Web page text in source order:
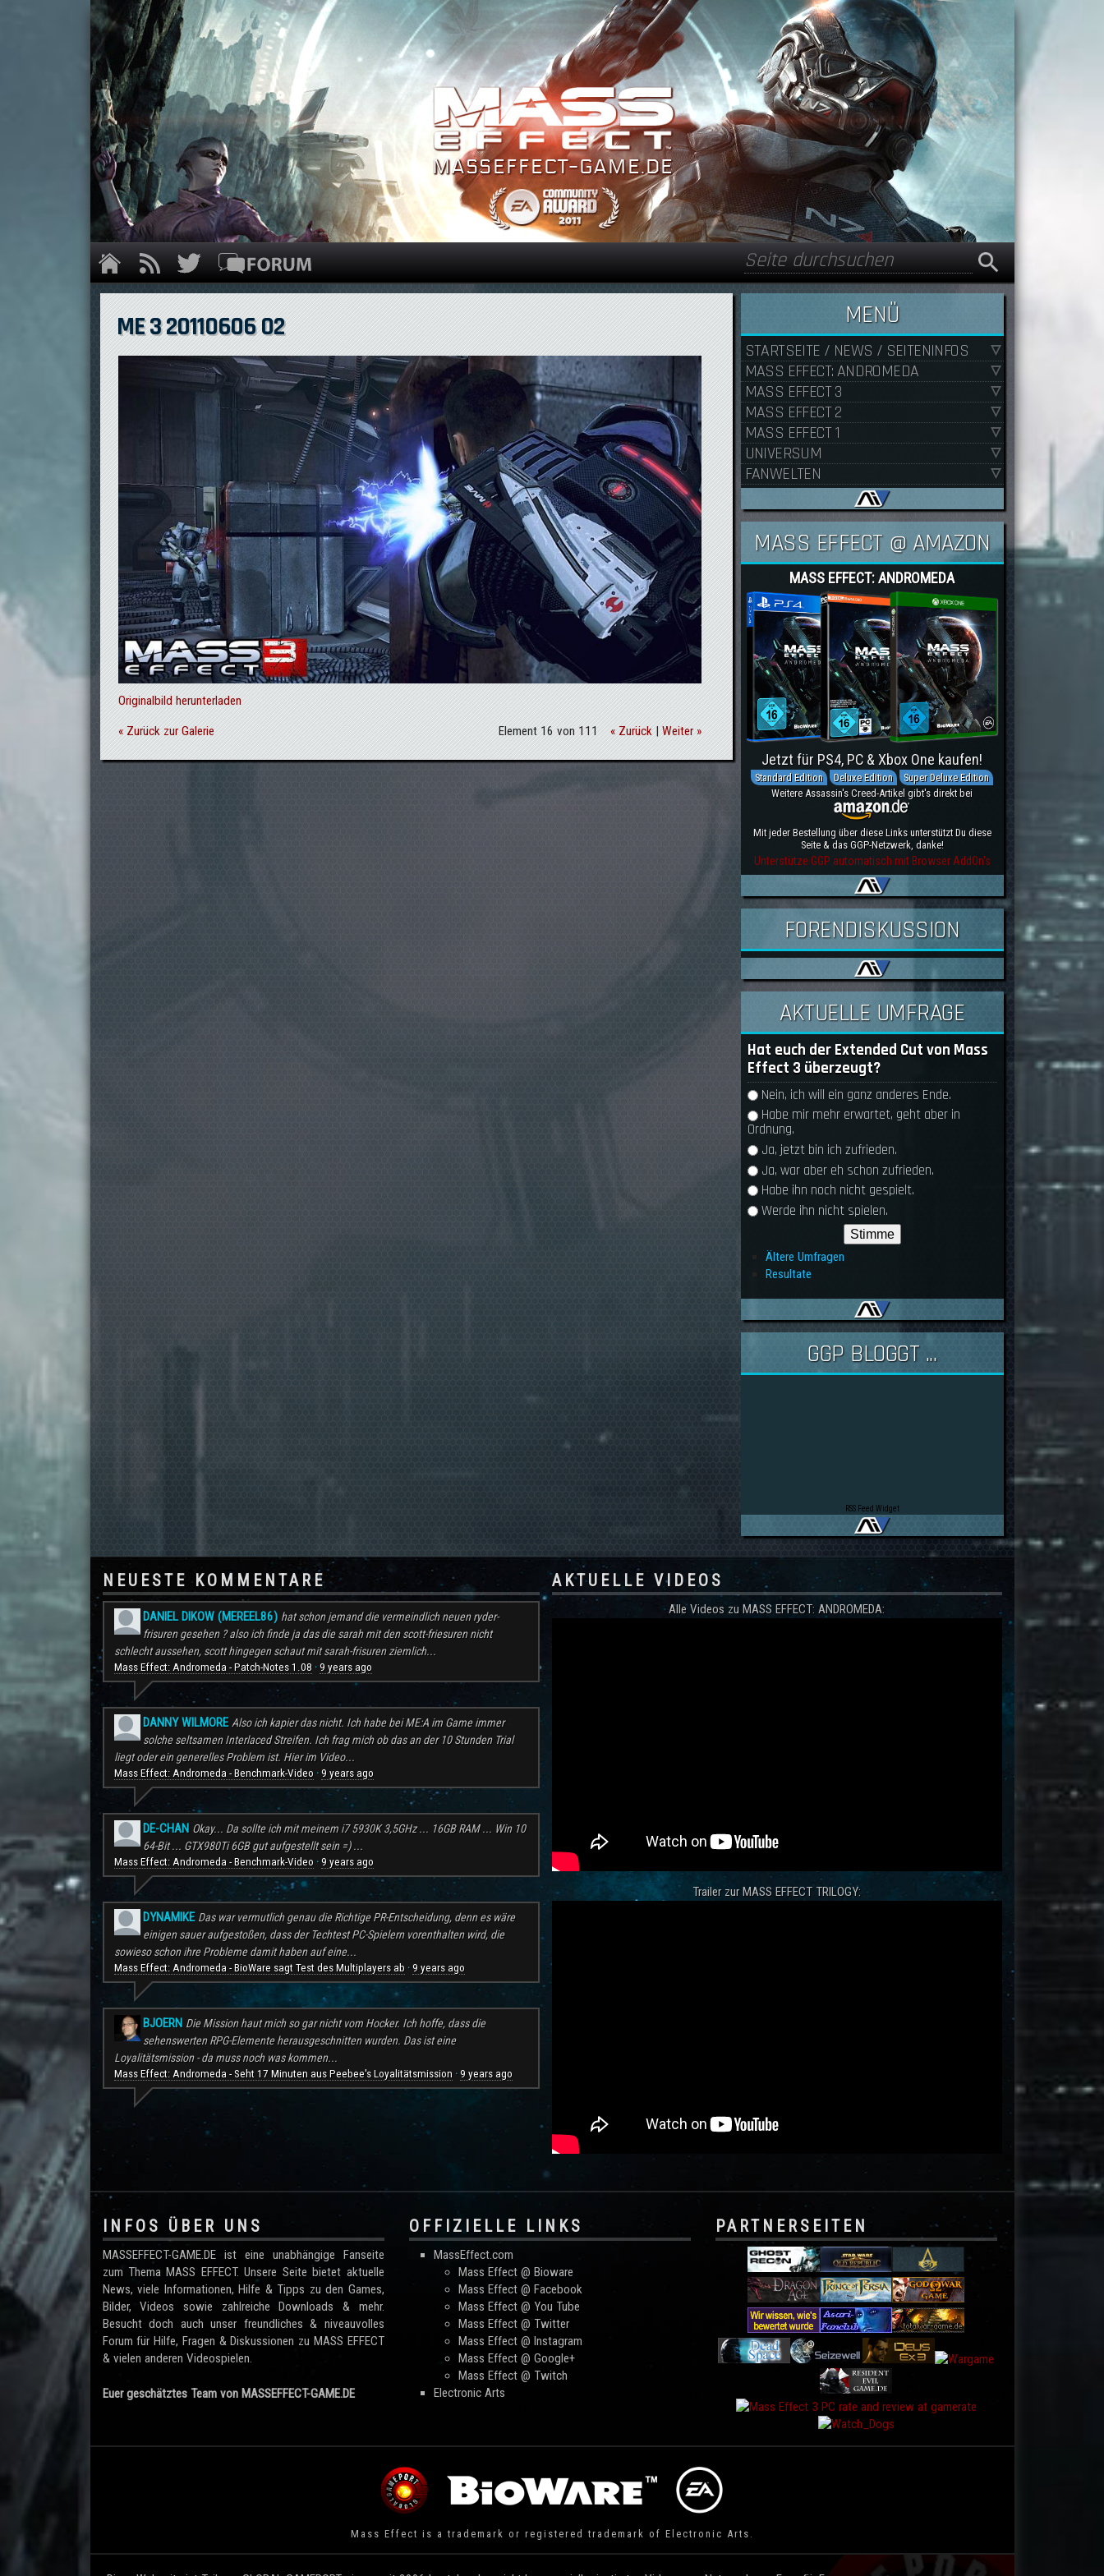
Direkt zum Inhalt
Suchformular
Suche
ME 3 20110606 02
Originalbild herunterladen
« Zurück zur Galerie Element 16 von 111 « Zurück|Weiter »
MENÜ
STARTSEITE / NEWS / SEITENINFOS
MASS EFFECT: ANDROMEDA
MASS EFFECT 3
MASS EFFECT 2
MASS EFFECT 1
UNIVERSUM
FANWELTEN
MASS EFFECT @ AMAZON
MASS EFFECT: ANDROMEDA
Jetzt für PS4, PC & Xbox One kaufen!
Standard Edition Deluxe Edition
Super Deluxe Edition
Weitere Assassin's Creed-Artikel gibt's direkt bei
Mit jeder Bestellung über diese Links unterstützt Du diese
Seite & das GGP-Netzwerk, danke!
Unterstütze GGP automatisch mit Browser AddOn's
FORENDISKUSSION
AKTUELLE UMFRAGE
Hat euch der Extended Cut von Mass
Effect 3 überzeugt?
Auswahlmöglichkeiten
Nein, ich will ein ganz anderes Ende.
Habe mir mehr erwartet, geht aber in
Ordnung.
Ja, jetzt bin ich zufrieden.
Ja, war aber eh schon zufrieden.
Habe ihn noch nicht gespielt.
Werde ihn nicht spielen.
Ältere Umfragen
Resultate
GGP BLOGGT ...
RSS Feed Widget
NEUESTE KOMMENTARE
DANIEL DIKOW (MEREEL86) hat schon jemand die vermeindlich neuen ryder-
frisuren gesehen ? also ich finde ja das die sarah mit den scott-friesuren nicht
schlecht aussehen, scott hingegen schaut mit sarah-frisuren ziemlich...
Mass Effect: Andromeda - Patch-Notes 1.08 · 9 years ago
DANNY WILMORE Also ich kapier das nicht. Ich habe bei ME:A im Game immer
solche seltsamen Interlaced Streifen. Ich frag mich ob das an der 10 Stunden Trial
liegt oder ein generelles Problem ist. Hier im Video...
Mass Effect: Andromeda - Benchmark-Video · 9 years ago
DE-CHAN Okay... Da sollte ich mit meinem i7 5930K 3,5GHz ... 16GB RAM ... Win 10
64-Bit ... GTX980Ti 6GB gut aufgestellt sein =) ...
Mass Effect: Andromeda - Benchmark-Video · 9 years ago
DYNAMIKE Das war vermutlich genau die Richtige PR-Entscheidung, denn es wäre
einigen sauer aufgestoßen, dass der Techtest PC-Spielern vorenthalten wird, die
sowieso schon ihre Probleme damit haben auf eine...
Mass Effect: Andromeda - BioWare sagt Test des Multiplayers ab · 9 years ago
BJOERN Die Mission haut mich so gar nicht vom Hocker. Ich hoffe, dass die
sehenswerten RPG-Elemente herausgeschnitten wurden. Das ist eine
Loyalitätsmission - da muss noch was kommen...
Mass Effect: Andromeda - Seht 17 Minuten aus Peebee's Loyalitätsmission · 9 years ago
AKTUELLE VIDEOS
Alle Videos zu MASS EFFECT: ANDROMEDA:
Trailer zur MASS EFFECT TRILOGY:
.
INFOS ÜBER UNS
MASSEFFECT-GAME.DE ist eine unabhängige Fanseite
zum Thema MASS EFFECT. Unsere Seite bietet aktuelle
News, viele Informationen, Hilfe & Tipps zu den Games,
Bilder, Videos sowie zahlreiche Downloads & mehr.
Besucht doch auch unser freundliches & niveauvolles
Forum für Hilfe, Fragen & Diskussionen zu MASS EFFECT
& vielen anderen Videospielen.
Euer geschätztes Team von MASSEFFECT-GAME.DE
OFFIZIELLE LINKS
MassEffect.com
Mass Effect @ Bioware
Mass Effect @ Facebook
Mass Effect @ You Tube
Mass Effect @ Twitter
Mass Effect @ Instagram
Mass Effect @ Google+
Mass Effect @ Twitch
Electronic Arts
PARTNERSEITEN
Mass Effect is a trademark or registered trademark of Electronic Arts.